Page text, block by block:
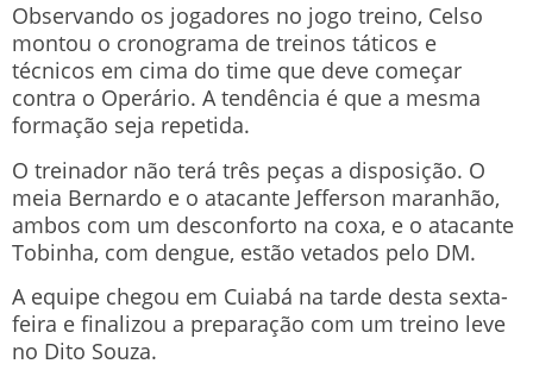
Observando os jogadores no jogo treino, Celso
montou o cronograma de treinos táticos e
técnicos em cima do time que deve começar
contra o Operário. A tendência é que a mesma
formação seja repetida.
O treinador não terá três peças a disposição. O
meia Bernardo e o atacante Jefferson maranhão,
ambos com um desconforto na coxa, e o atacante
Tobinha, com dengue, estão vetados pelo DM.
A equipe chegou em Cuiabá na tarde desta sexta-
feira e finalizou a preparação com um treino leve
no Dito Souza.